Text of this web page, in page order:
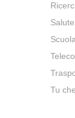
Salute
Tu